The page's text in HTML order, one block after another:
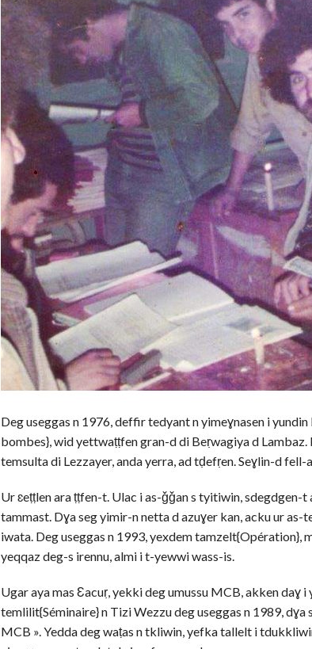
Deg useggas n 1976, deffir tedyant n yimeɣnasen i
bombes}, wid yettwaṭṭfen gran-d di Beṛwagiya d Lambaz.
temsulta di Lezzayer, anda yerra, ad tḍefṛen. Seɣlin-d fell-
Ur ɛeṭṭlen ara ṭṭfen-t. Ulac i as-ǧǧan s tyitiwin,
tammast. Dɣa seg yimir-n netta d azuɣer kan, acku ur
iwata. Deg useggas n 1993, yexdem tamzelt{Opération},
yeqqaz deg-s irennu, almi i t-yewwi wass-is.
Ugar aya mas Ɛacuṛ, yekki deg umussu MCB, akken daɣ i
temlilit{Séminaire} n Tizi Wezzu deg useggas n 1989, dɣa
MCB ». Yedda deg waṭas n tkliwin, yefka tallelt i